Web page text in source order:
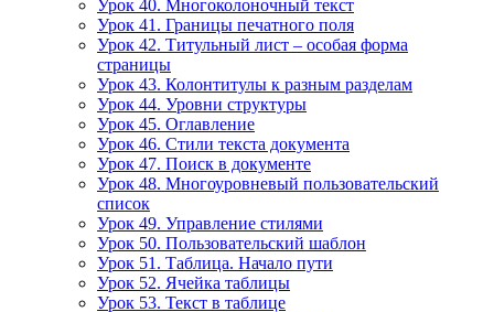
Урок 40. Многоколоночный текст
Урок 41. Границы печатного поля
Урок 42. Титульный лист – особая форма
страницы
Урок 43. Колонтитулы к разным разделам
Урок 44. Уровни структуры
Урок 45. Оглавление
Урок 46. Стили текста документа
Урок 47. Поиск в документе
Урок 48. Многоуровневый пользовательский
список
Урок 49. Управление стилями
Урок 50. Пользовательский шаблон
Урок 51. Таблица. Начало пути
Урок 52. Ячейка таблицы
Урок 53. Текст в таблице